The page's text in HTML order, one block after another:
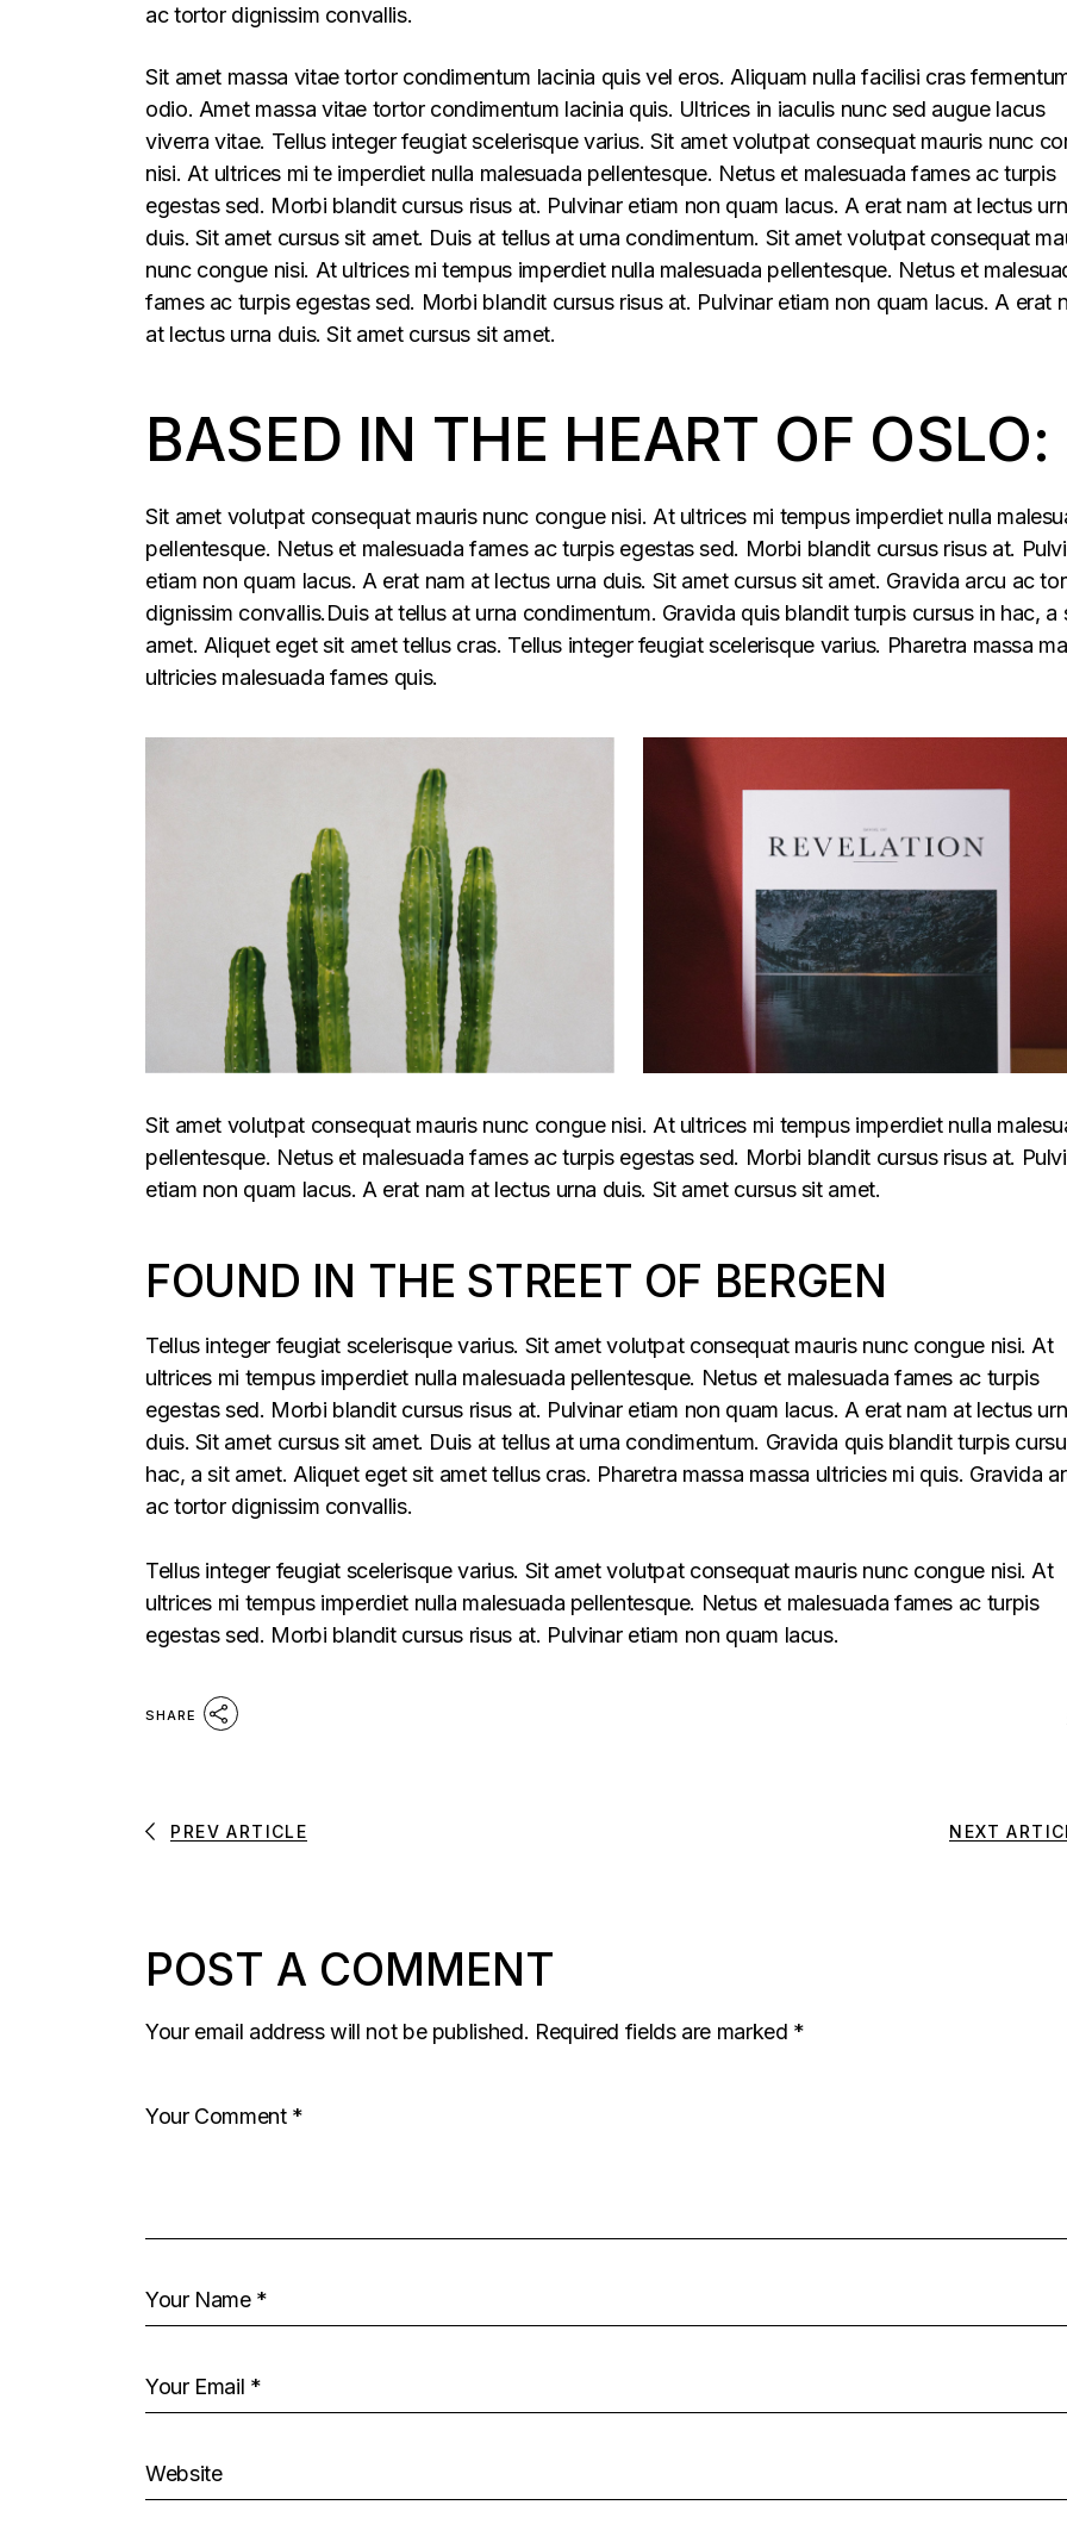
ac tortor dignissim convallis.
Sit amet massa vitae tortor condimentum lacinia quis vel eros. Aliquam nulla facilisi cras
odio. Amet massa vitae tortor condimentum lacinia quis. Ultrices in iaculis nunc sed augue lacus
viverra vitae. Tellus integer feugiat scelerisque varius. Sit amet volutpat consequat mauris nunc
nisi. At ultrices mi te imperdiet nulla malesuada pellentesque. Netus et malesuada fames ac turpis
egestas sed. Morbi blandit cursus risus at. Pulvinar etiam non quam lacus. A erat nam at lectus
duis. Sit amet cursus sit amet. Duis at tellus at urna condimentum. Sit amet volutpat consequat
nunc congue nisi. At ultrices mi tempus imperdiet nulla malesuada pellentesque. Netus et
fames ac turpis egestas sed. Morbi blandit cursus risus at. Pulvinar etiam non quam lacus. A erat
at lectus urna duis. Sit amet cursus sit amet.
BASED IN THE HEART OF OSLO:
Sit amet volutpat consequat mauris nunc congue nisi. At ultrices mi tempus imperdiet nulla
pellentesque. Netus et malesuada fames ac turpis egestas sed. Morbi blandit cursus risus at.
etiam non quam lacus. A erat nam at lectus urna duis. Sit amet cursus sit amet. Gravida arcu ac
dignissim convallis.Duis at tellus at urna condimentum. Gravida quis blandit turpis cursus in hac, a
amet. Aliquet eget sit amet tellus cras. Tellus integer feugiat scelerisque varius. Pharetra massa
ultricies malesuada fames quis.
Sit amet volutpat consequat mauris nunc congue nisi. At ultrices mi tempus imperdiet nulla
pellentesque. Netus et malesuada fames ac turpis egestas sed. Morbi blandit cursus risus at.
etiam non quam lacus. A erat nam at lectus urna duis. Sit amet cursus sit amet.
FOUND IN THE STREET OF BERGEN
Tellus integer feugiat scelerisque varius. Sit amet volutpat consequat mauris nunc congue nisi. At
ultrices mi tempus imperdiet nulla malesuada pellentesque. Netus et malesuada fames ac turpis
egestas sed. Morbi blandit cursus risus at. Pulvinar etiam non quam lacus. A erat nam at lectus
duis. Sit amet cursus sit amet. Duis at tellus at urna condimentum. Gravida quis blandit turpis
hac, a sit amet. Aliquet eget sit amet tellus cras. Pharetra massa massa ultricies mi quis. Gravida
ac tortor dignissim convallis.
Tellus integer feugiat scelerisque varius. Sit amet volutpat consequat mauris nunc congue nisi. At
ultrices mi tempus imperdiet nulla malesuada pellentesque. Netus et malesuada fames ac turpis
egestas sed. Morbi blandit cursus risus at. Pulvinar etiam non quam lacus.
SHARE
PREV ARTICLE NEXT
POST A COMMENT
Your email address will not be published. Required fields are marked *